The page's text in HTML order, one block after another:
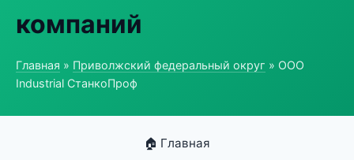
компаний
Главная » Приволжский федеральный округ » ООО
Industrial СтанкоПроф
🏠 Главная